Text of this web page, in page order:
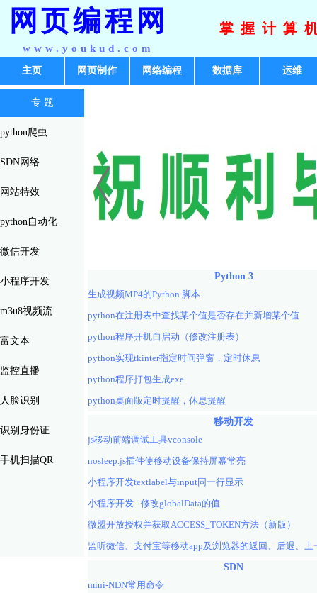
网页编程网
www.youkud.com
掌握计算
主页 网页制作 网络编程 数据库 运维
专 题
python爬虫
SDN网络
网站特效
python自动化
微信开发
小程序开发
m3u8视频流
富文本
监控直播
人脸识别
识别身份证
手机扫描QR
Python 3
生成视频MP4的Python 脚本
python在注册表中查找某个值是否存在并新增某个值
python程序开机自启动（修改注册表）
python实现tkinter指定时间弹窗，定时休息
python程序打包生成exe
python桌面版定时提醒，休息提醒
移动开发
js移动前端调试工具vconsole
nosleep.js插件使移动设备保持屏幕常亮
小程序开发textlabel与input同一行显示
小程序开发 - 修改globalData的值
微盟开放授权并获取ACCESS_TOKEN方法（新版）
SDN
mini-NDN常用命令